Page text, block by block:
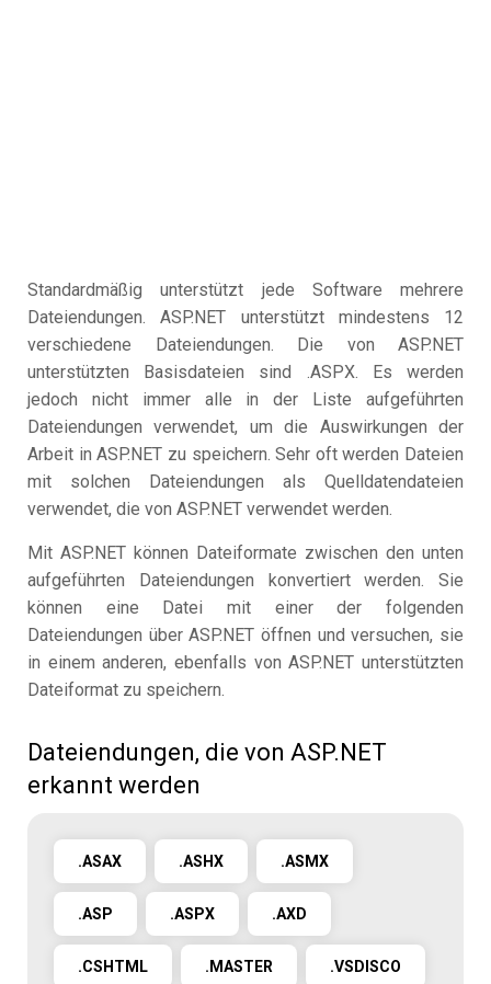
Standardmäßig unterstützt jede Software mehrere
Dateiendungen. ASP.NET unterstützt mindestens 12
verschiedene Dateiendungen. Die von ASP.NET
unterstützten Basisdateien sind .ASPX. Es werden
jedoch nicht immer alle in der Liste aufgeführten
Dateiendungen verwendet, um die Auswirkungen der
Arbeit in ASP.NET zu speichern. Sehr oft werden Dateien
mit solchen Dateiendungen als Quelldatendateien
verwendet, die von ASP.NET verwendet werden.
Mit ASP.NET können Dateiformate zwischen den unten
aufgeführten Dateiendungen konvertiert werden. Sie
können eine Datei mit einer der folgenden
Dateiendungen über ASP.NET öffnen und versuchen, sie
in einem anderen, ebenfalls von ASP.NET unterstützten
Dateiformat zu speichern.
Dateiendungen, die von ASP.NET
erkannt werden
.ASAX .ASHX .ASMX
.ASP .ASPX .AXD
.CSHTML .MASTER .VSDISCO